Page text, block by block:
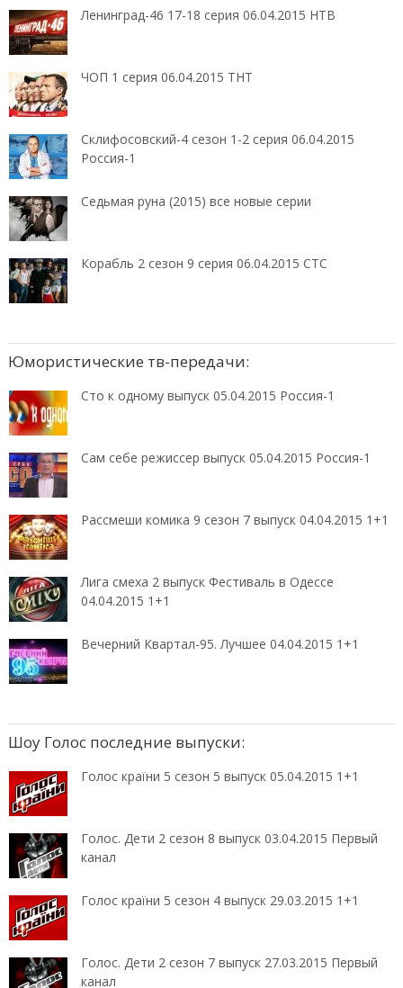
Ленинград-46 17-18 серия 06.04.2015 НТВ
ЧОП 1 серия 06.04.2015 ТНТ
Склифосовский-4 сезон 1-2 серия 06.04.2015
Россия-1
Седьмая руна (2015) все новые серии
Корабль 2 сезон 9 серия 06.04.2015 СТС
Юмористические тв-передачи:
Сто к одному выпуск 05.04.2015 Россия-1
Сам себе режиссер выпуск 05.04.2015 Россия-1
Рассмеши комика 9 сезон 7 выпуск 04.04.2015 1+1
Лига смеха 2 выпуск Фестиваль в Одессе
04.04.2015 1+1
Вечерний Квартал-95. Лучшее 04.04.2015 1+1
Шоу Голос последние выпуски:
Голос країни 5 сезон 5 выпуск 05.04.2015 1+1
Голос. Дети 2 сезон 8 выпуск 03.04.2015 Первый
канал
Голос країни 5 сезон 4 выпуск 29.03.2015 1+1
Голос. Дети 2 сезон 7 выпуск 27.03.2015 Первый
канал